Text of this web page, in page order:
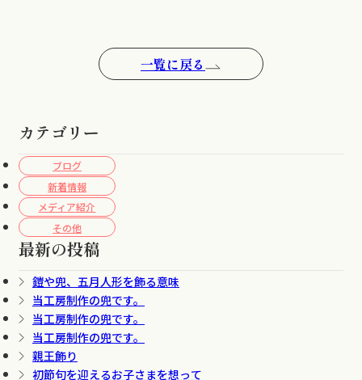
カテゴリー
ブログ
新着情報
メディア紹介
その他
最新の投稿
鎧や兜、五月人形を飾る意味
当工房制作の兜です。
当工房制作の兜です。
当工房制作の兜です。
親王飾り
初節句を迎えるお子さまを想って
一覧に戻る